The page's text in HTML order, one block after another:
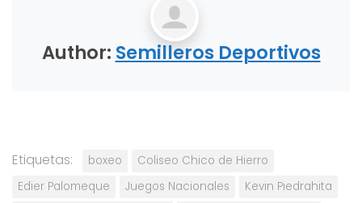
Author: Semilleros Deportivos
Etiquetas: boxeo
Coliseo Chico de Hierro
Edier Palomeque
Juegos Nacionales
Kevin Piedrahita